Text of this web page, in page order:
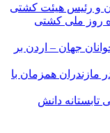
و رئیس هیئت کشتی
جهان – اردن بر
زنی بیش از ۱۰۰۰ طرح در مازندران همزمان با
تابستانه دانش